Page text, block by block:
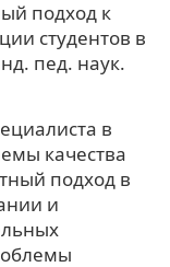
подход к
студентов в
пед. наук.
в
качества
подход в
и